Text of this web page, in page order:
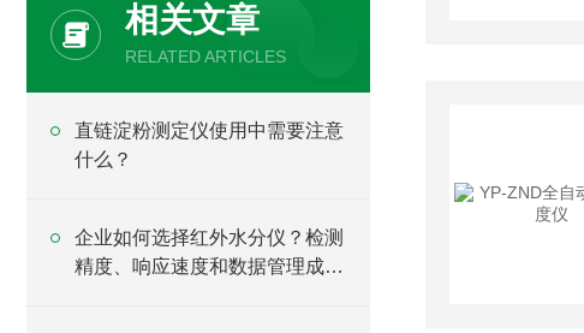
相关文章
RELATED ARTICLES
直链淀粉测定仪使用中需要注意
什么？
企业如何选择红外水分仪？检测
精度、响应速度和数据管理成为